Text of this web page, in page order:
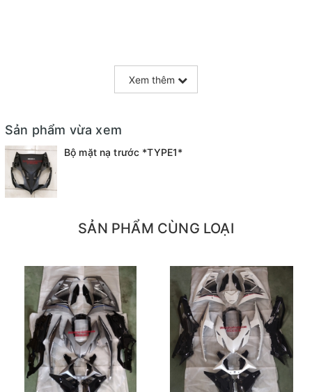
Xem thêm
Sản phẩm vừa xem
Bộ mặt nạ trước *TYPE1*
SẢN PHẨM CÙNG LOẠI